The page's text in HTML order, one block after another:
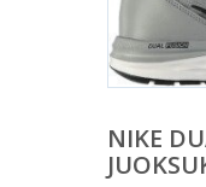
NIKE